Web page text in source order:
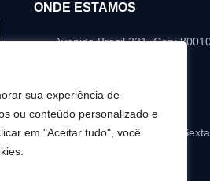
sua experiência de
ou conteúdo personalizado e
em "Aceitar tudo", você
ONDE ESTAMOS
Avenida Brasil 231, Cep:
(45) 99147-0097
08:00 - 18:00 Segunda a Sexta